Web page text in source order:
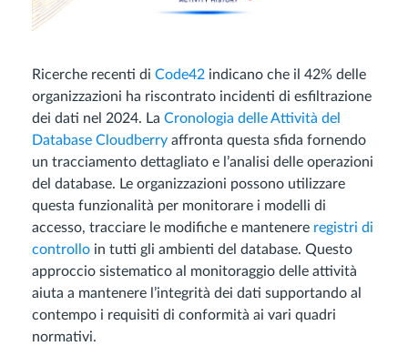
Ricerche recenti di Code42 indicano che il 42% delle
organizzazioni ha riscontrato incidenti di esfiltrazione
dei dati nel 2024. La Cronologia delle Attività del
Database Cloudberry affronta questa sfida fornendo
un tracciamento dettagliato e l’analisi delle operazioni
del database. Le organizzazioni possono utilizzare
questa funzionalità per monitorare i modelli di
accesso, tracciare le modifiche e mantenere registri di
controllo in tutti gli ambienti del database. Questo
approccio sistematico al monitoraggio delle attività
aiuta a mantenere l’integrità dei dati supportando al
contempo i requisiti di conformità ai vari quadri
normativi.